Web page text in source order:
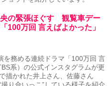
の緊張ほぐす 観覧車デー
100万回 言えばよかった」
を務める連続ドラマ「100万回 言
系）の公式インスタグラムが更
描かれた井上さん、佐藤さん